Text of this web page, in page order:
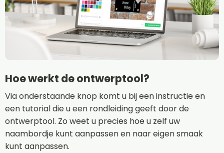
Hoe werkt de ontwerptool?
Via onderstaande knop komt u bij een instructie en
een tutorial die u een rondleiding geeft door de
ontwerptool. Zo weet u precies hoe u zelf uw
naambordje kunt aanpassen en naar eigen smaak
kunt aanpassen.